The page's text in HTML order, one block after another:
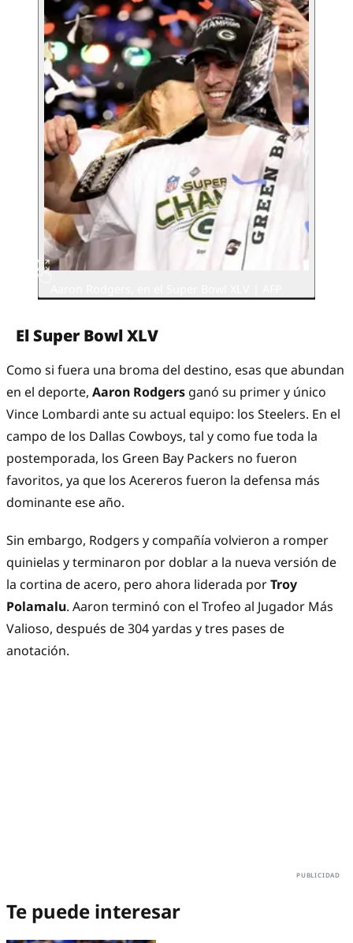
El Super Bowl XLV
Como si fuera una broma del destino, esas que abundan
en el deporte, Aaron Rodgers ganó su primer y único
Vince Lombardi ante su actual equipo: los Steelers. En el
campo de los Dallas Cowboys, tal y como fue toda la
postemporada, los Green Bay Packers no fueron
favoritos, ya que los Acereros fueron la defensa más
dominante ese año.
Sin embargo, Rodgers y compañía volvieron a romper
quinielas y terminaron por doblar a la nueva versión de
la cortina de acero, pero ahora liderada porTroy
Polamalu. Aaron terminó con el Trofeo al Jugador Más
Valioso, después de 304 yardas y tres pases de
anotación.
Te puede interesar